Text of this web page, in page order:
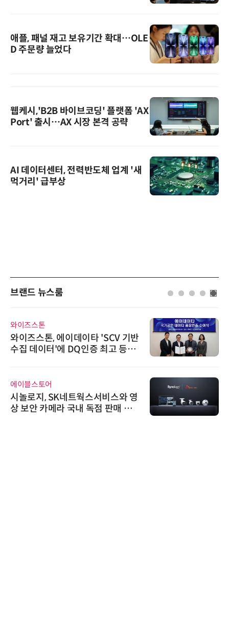
애플, 패널 재고 보유기간 확대…OLE
D 주문량 늘었다
웹케시,'B2B 바이브코딩' 플랫폼 'AX
Port' 출시…AX 시장 본격 공략
AI 데이터센터, 전력반도체 업계 '새
먹거리' 급부상
브랜드 뉴스룸
와이즈스톤
와이즈스톤, 에이데이타 'SCV 기반
수집 데이터'에 DQ인증 최고 등급
에이블스토어
시놀로지, SK네트웍스서비스와 영
상 보안 카메라 국내 독점 판매 파